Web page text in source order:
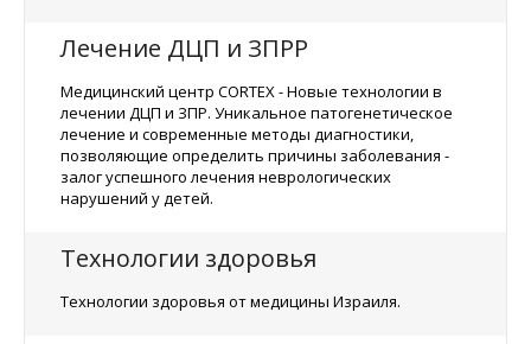
Лечение ДЦП и ЗПРР
Медицинский центр CORTEX - Новые технологии в
лечении ДЦП и ЗПР. Уникальное патогенетическое
лечение и современные методы диагностики,
позволяющие определить причины заболевания -
залог успешного лечения неврологических
нарушений у детей.
Технологии здоровья
Технологии здоровья от медицины Израиля.